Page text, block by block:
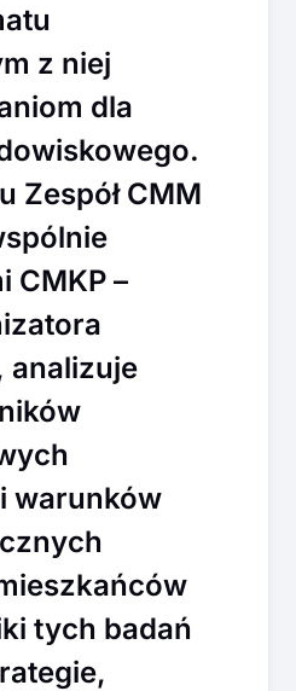
z niej
dla
Zespół CMM
CMKP –
analizuje
warunków
tych badań